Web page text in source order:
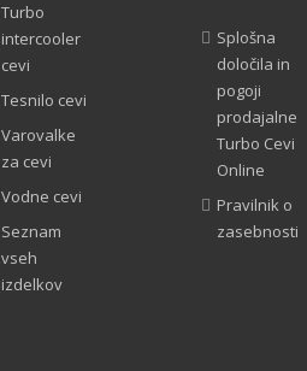
Turbo
intercooler
cevi
Tesnilo cevi
Varovalke
za cevi
Vodne cevi
Seznam
vseh
izdelkov
Splošna
določila in
pogoji
prodajalne
Turbo Cevi
Online
Pravilnik o
zasebnosti